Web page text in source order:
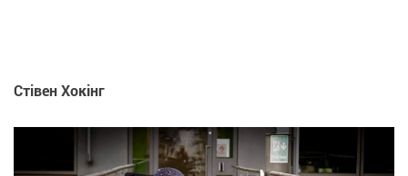
Стівен Хокінг